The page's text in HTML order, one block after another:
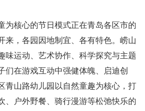
为核心的节日模式正在青岛各区市的
来，各园因地制宜、各有特色。崂山
味运动、艺术协作、科学探究与主题
们在游戏互动中强健体魄、启迪创
青山路幼儿园以自然童趣为核心，打
、户外野餐、骑行漫游等松弛快乐的